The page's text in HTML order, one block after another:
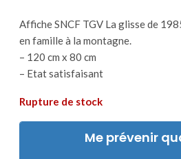
Affiche SNCF TGV La glisse de
en famille à la montagne.
– 120 cm x 80 cm
– Etat satisfaisant
Rupture de stock
Me prévenir